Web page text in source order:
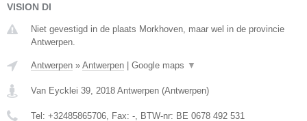
VISION DI
Niet gevestigd in de plaats Morkhoven, maar wel in de provincie
Antwerpen.
Antwerpen » Antwerpen Google maps ▼
Van Eycklei 39 2018 Antwerpen (Antwerpen)
Tel: +32485865706 , Fax: - , BTW-nr: BE 0678 492 531